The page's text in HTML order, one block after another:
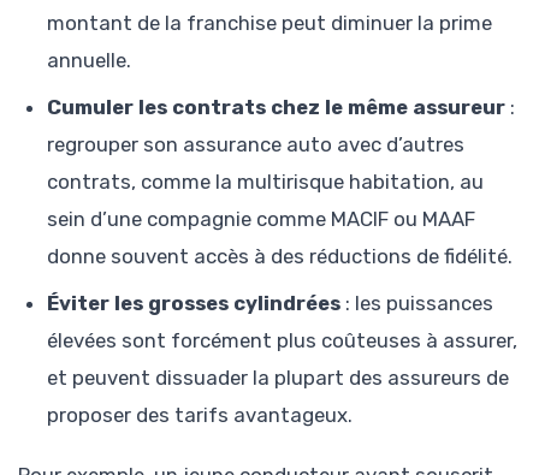
montant de la franchise peut diminuer la prime
annuelle.
Cumuler les contrats chez le même assureur :
regrouper son assurance auto avec d’autres
contrats, comme la multirisque habitation, au
sein d’une compagnie comme MACIF ou MAAF
donne souvent accès à des réductions de fidélité.
Éviter les grosses cylindrées : les puissances
élevées sont forcément plus coûteuses à assurer,
et peuvent dissuader la plupart des assureurs de
proposer des tarifs avantageux.